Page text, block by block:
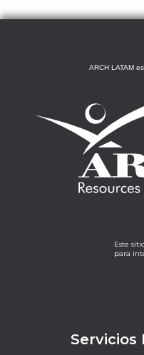
ARCH LATAM
Este
para
Servicios